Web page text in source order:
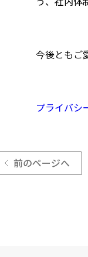
今後ともご
プライバシ
前のページへ